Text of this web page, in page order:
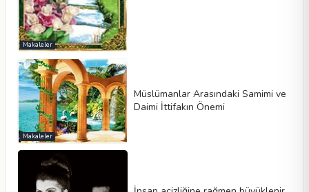
Makaleler
Makaleler
Müslümanlar Arasındaki Samimi ve
Daimi İttifakın Önemi